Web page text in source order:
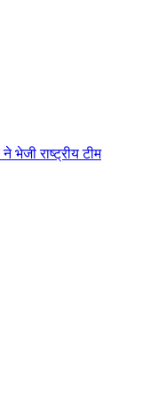
भेजी राष्ट्रीय टीम